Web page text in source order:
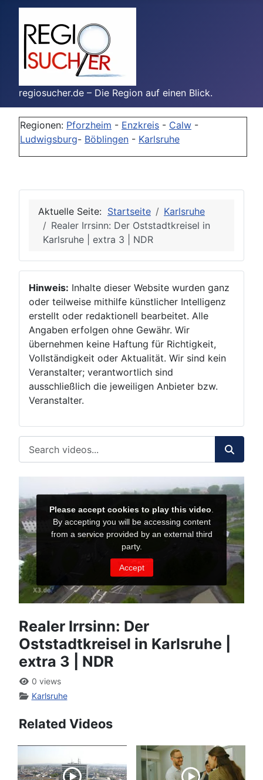
regiosucher.de – Die Region auf einen Blick.
Regionen: Pforzheim - Enzkreis - Calw -
Ludwigsburg- Böblingen - Karlsruhe
Aktuelle Seite: Startseite
Karlsruhe
Realer Irrsinn: Der Oststadtkreisel in
Karlsruhe | extra 3 | NDR
Hinweis: Inhalte dieser Website wurden ganz
oder teilweise mithilfe künstlicher Intelligenz
erstellt oder redaktionell bearbeitet. Alle
Angaben erfolgen ohne Gewähr. Wir
übernehmen keine Haftung für Richtigkeit,
Vollständigkeit oder Aktualität. Wir sind kein
Veranstalter; verantwortlich sind
ausschließlich die jeweiligen Anbieter bzw.
Veranstalter.
Realer Irrsinn: Der
Oststadtkreisel in Karlsruhe |
extra 3 | NDR
0 views
Karlsruhe
Related Videos